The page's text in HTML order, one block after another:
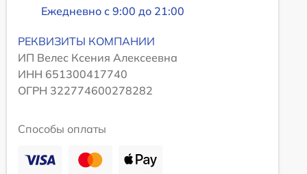
Ежедневно с 9:00 до 21:00
РЕКВИЗИТЫ КОМПАНИИ
ИП Велес Ксения Алексеевна
ИНН 651300417740
ОГРН 322774600278282
Способы оплаты